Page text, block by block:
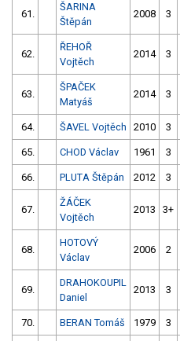
61.
ŠARINA
Štěpán
2008 3
62.
ŘEHOŘ
Vojtěch
2014 3
63.
ŠPAČEK
Matyáš
2014 3
64. ŠAVEL Vojtěch 2010 3
65. CHOD Václav 1961 3
66. PLUTA Štěpán 2012 3
67.
ŽÁČEK
Vojtěch
2013 3+
68.
HOTOVÝ
Václav
2006 2
69.
DRAHOKOUPIL
Daniel
2013 3
70. BERAN Tomáš 1979 3